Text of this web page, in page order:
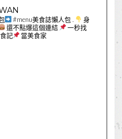
#menu美食誌懶人包 .
身
還不點爆這個連結
一秒找
記 當美食家